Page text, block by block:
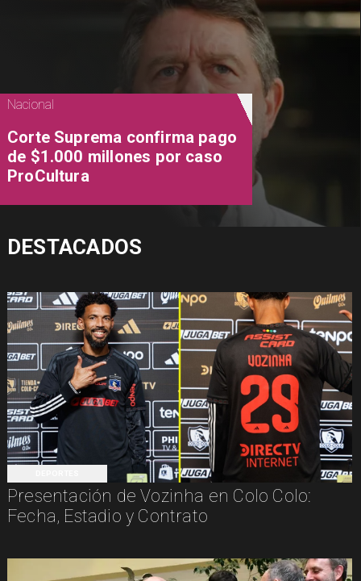
Presentación de Vozinha en Colo Colo:
Fecha, Estadio y Contrato
Nacional
Corte Suprema confirma pago
de $1.000 millones por caso
ProCultura
DESTACADOS